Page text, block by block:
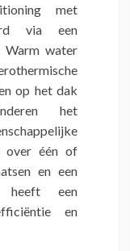
met
via een
Warm water
op het dak
het
over één of
en een
heeft een
en